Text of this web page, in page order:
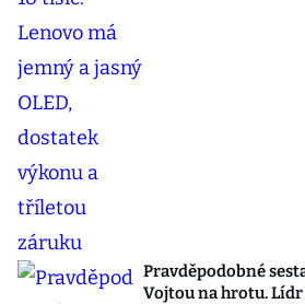
Pravděpodobné
Vojtou na hrotu. Lídr